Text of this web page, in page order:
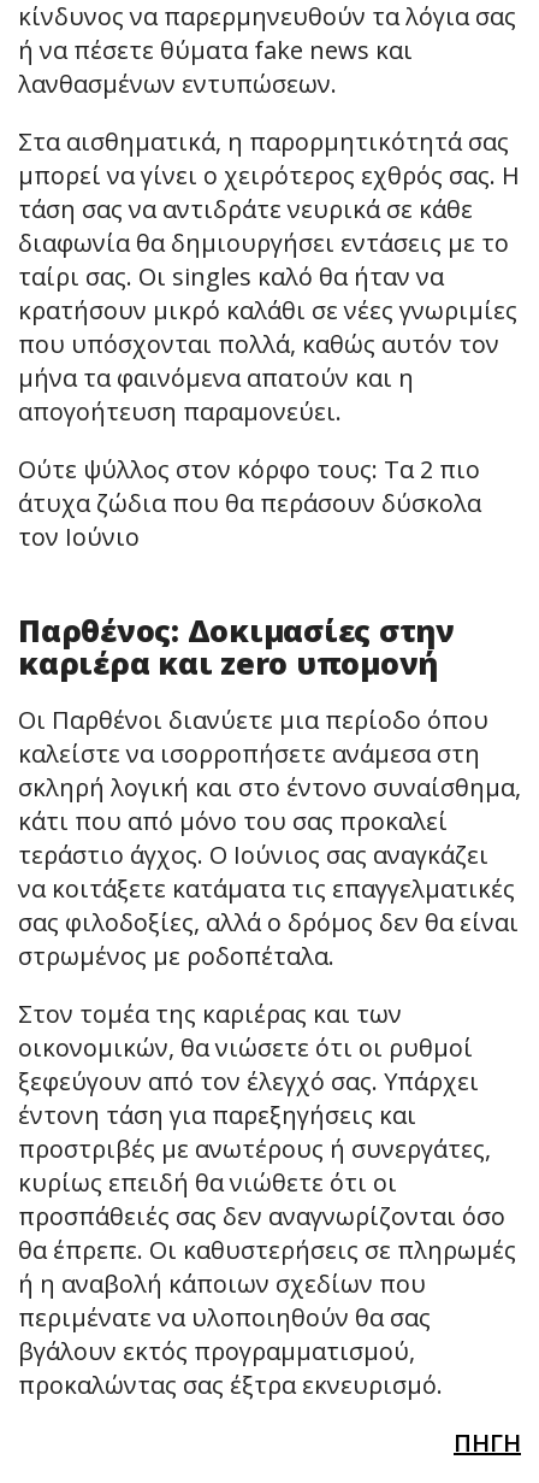
κίνδυνος να παρερμηνευθούν τα λόγια σας
ή να πέσετε θύματα fake news και
λανθασμένων εντυπώσεων.
Στα αισθηματικά, η παρορμητικότητά σας
μπορεί να γίνει ο χειρότερος εχθρός σας. Η
τάση σας να αντιδράτε νευρικά σε κάθε
διαφωνία θα δημιουργήσει εντάσεις με το
ταίρι σας. Οι singles καλό θα ήταν να
κρατήσουν μικρό καλάθι σε νέες γνωριμίες
που υπόσχονται πολλά, καθώς αυτόν τον
μήνα τα φαινόμενα απατούν και η
απογοήτευση παραμονεύει.
Ούτε ψύλλος στον κόρφο τους: Τα 2 πιο
άτυχα ζώδια που θα περάσουν δύσκολα
τον Ιούνιο
Παρθένος: Δοκιμασίες στην
καριέρα και zero υπομονή
Οι Παρθένοι διανύετε μια περίοδο όπου
καλείστε να ισορροπήσετε ανάμεσα στη
σκληρή λογική και στο έντονο συναίσθημα,
κάτι που από μόνο του σας προκαλεί
τεράστιο άγχος. Ο Ιούνιος σας αναγκάζει
να κοιτάξετε κατάματα τις επαγγελματικές
σας φιλοδοξίες, αλλά ο δρόμος δεν θα είναι
στρωμένος με ροδοπέταλα.
Στον τομέα της καριέρας και των
οικονομικών, θα νιώσετε ότι οι ρυθμοί
ξεφεύγουν από τον έλεγχό σας. Υπάρχει
έντονη τάση για παρεξηγήσεις και
προστριβές με ανωτέρους ή συνεργάτες,
κυρίως επειδή θα νιώθετε ότι οι
προσπάθειές σας δεν αναγνωρίζονται όσο
θα έπρεπε. Οι καθυστερήσεις σε πληρωμές
ή η αναβολή κάποιων σχεδίων που
περιμένατε να υλοποιηθούν θα σας
βγάλουν εκτός προγραμματισμού,
προκαλώντας σας έξτρα εκνευρισμό.
ΠΗΓΗ